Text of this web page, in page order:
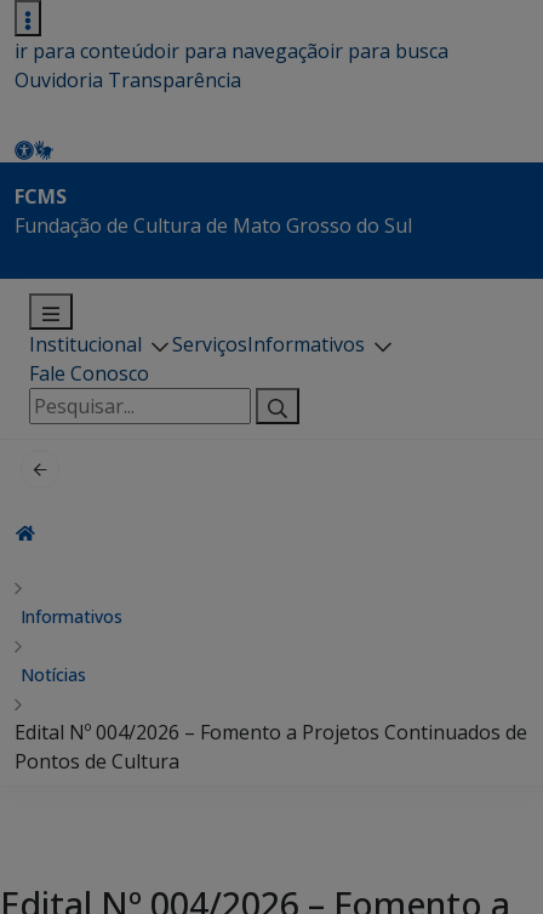
ir para conteúdoir para navegaçãoir para busca
Ouvidoria Transparência
FCMS
Fundação de Cultura de Mato Grosso do Sul
Institucional ServiçosInformativos
Fale Conosco
Pesquisar
por:
Informativos
Notícias
Edital Nº 004/2026 – Fomento a Projetos Continuados de
Pontos de Cultura
Edital Nº 004/2026 – Fomento a